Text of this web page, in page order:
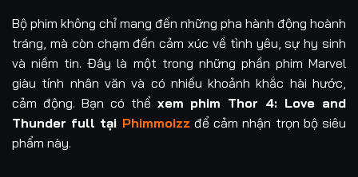
Bộ phim không chỉ mang đến những pha hành động hoành
tráng, mà còn chạm đến cảm xúc về tình yêu, sự hy sinh
và niềm tin. Đây là một trong những phần phim Marvel
giàu tính nhân văn và có nhiều khoảnh khắc hài hước,
cảm động. Bạn có thể xem phim Thor 4: Love and
Thunder full tại Phimmoizz để cảm nhận trọn bộ siêu
phẩm này.